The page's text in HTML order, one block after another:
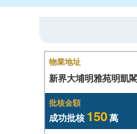
物業地址
新界大埔明雅苑明凱
批核金額
成功批核150萬